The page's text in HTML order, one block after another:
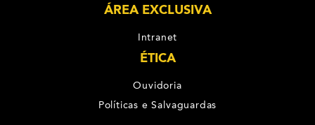
ÁREA EXCLUSIVA
Intranet
ÉTICA
Ouvidoria
Políticas e Salvaguardas